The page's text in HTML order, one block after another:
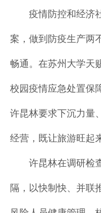
疫情防控和经济
案，做到防疫生产两
畅通。在苏州大学天
校园疫情应急处置保
许昆林要求下沉力量
经营，既让旅游旺起
许昆林在调研检
隔，以快制快、并联